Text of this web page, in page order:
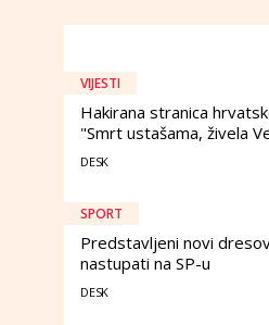
VIJESTI
Hakirana stranica
"Smrt ustašama, živela
DESK
SPORT
Predstavljeni novi
nastupati na SP-u
DESK